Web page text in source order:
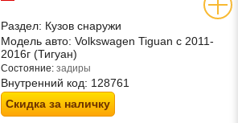
Раздел: Кузов снаружи
Модель авто: Volkswagen Tiguan с 2011-
2016г (Тигуан)
Состояние: задиры
Внутренний код: 128761
Скидка за наличку